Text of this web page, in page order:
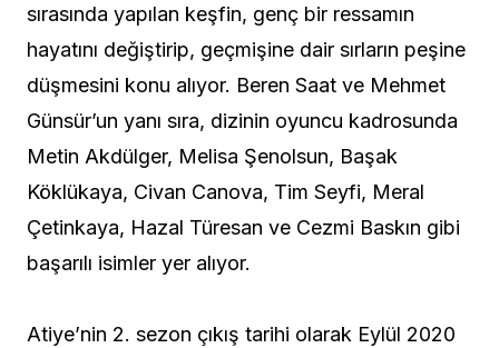
sırasında yapılan keşfin, genç bir ressamın
hayatını değiştirip, geçmişine dair sırların peşine
düşmesini konu alıyor. Beren Saat ve Mehmet
Günsür’un yanı sıra, dizinin oyuncu kadrosunda
Metin Akdülger, Melisa Şenolsun, Başak
Köklükaya, Civan Canova, Tim Seyfi, Meral
Çetinkaya, Hazal Türesan ve Cezmi Baskın gibi
başarılı isimler yer alıyor.
Atiye’nin 2. sezon çıkış tarihi olarak Eylül 2020